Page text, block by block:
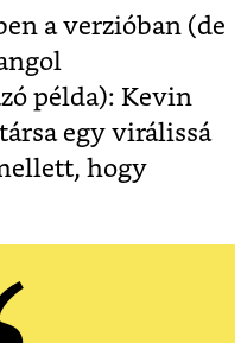
a verzióban (de
példa): Kevin
egy virálissá
hogy